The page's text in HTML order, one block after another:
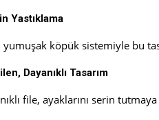
Yastıklama
yumuşak köpük sistemiyle bu
Dayanıklı Tasarım
file, ayaklarını serin tutmaya